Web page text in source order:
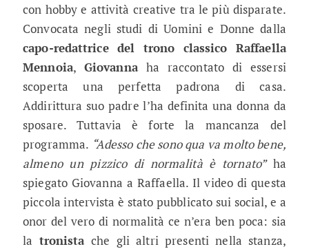
con hobby e attività creative tra le più disparate.
Convocata negli studi di Uomini e Donne dalla
capo-redattrice del trono classico Raffaella
Mennoia, Giovannaha raccontato di essersi
scoperta una perfetta padrona di casa.
Addirittura suo padre l’ha definita una donna da
sposare. Tuttavia è forte la mancanza del
programma. “Adesso che sono qua va molto bene,
almeno un pizzico di normalità è tornato”ha
spiegato Giovanna a Raffaella. Il video di questa
piccola intervista è stato pubblicato sui social, e a
onor del vero di normalità ce n’era ben poca: sia
la tronistache gli altri presenti nella stanza,